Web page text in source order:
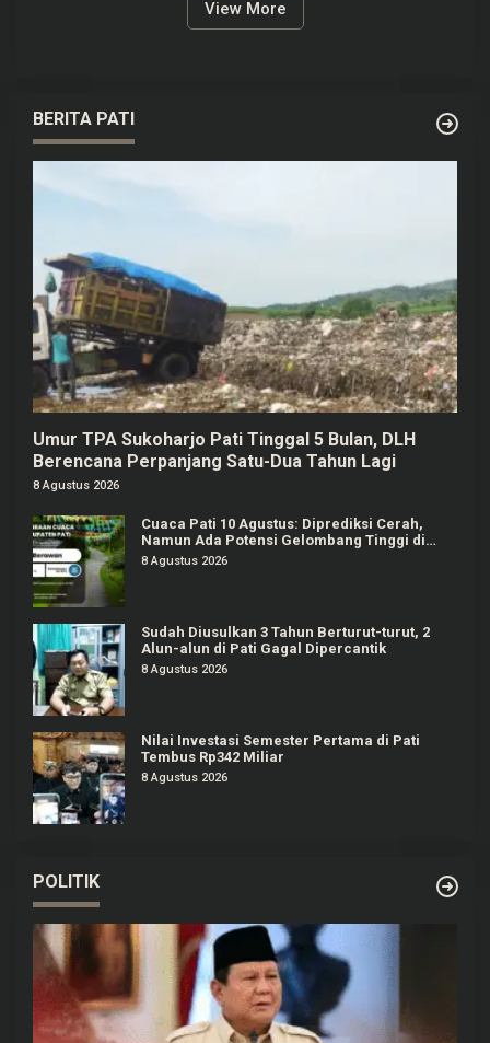
View More
BERITA PATI
Umur TPA Sukoharjo Pati Tinggal 5 Bulan, DLH
Berencana Perpanjang Satu-Dua Tahun Lagi
8 Agustus 2026
Cuaca Pati 10 Agustus: Diprediksi Cerah,
Namun Ada Potensi Gelombang Tinggi di
Perairan Jateng
8 Agustus 2026
Sudah Diusulkan 3 Tahun Berturut-turut, 2
Alun-alun di Pati Gagal Dipercantik
8 Agustus 2026
Nilai Investasi Semester Pertama di Pati
Tembus Rp342 Miliar
8 Agustus 2026
POLITIK